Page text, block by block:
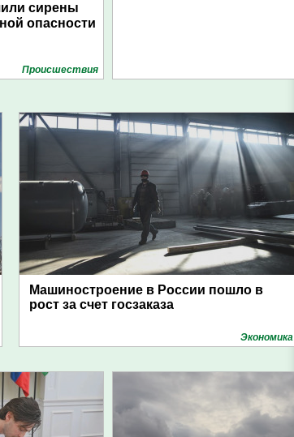
сирены
опасности
Проиcшествия
Машиностроение в России пошло в
рост за счет госзаказа
Экономика